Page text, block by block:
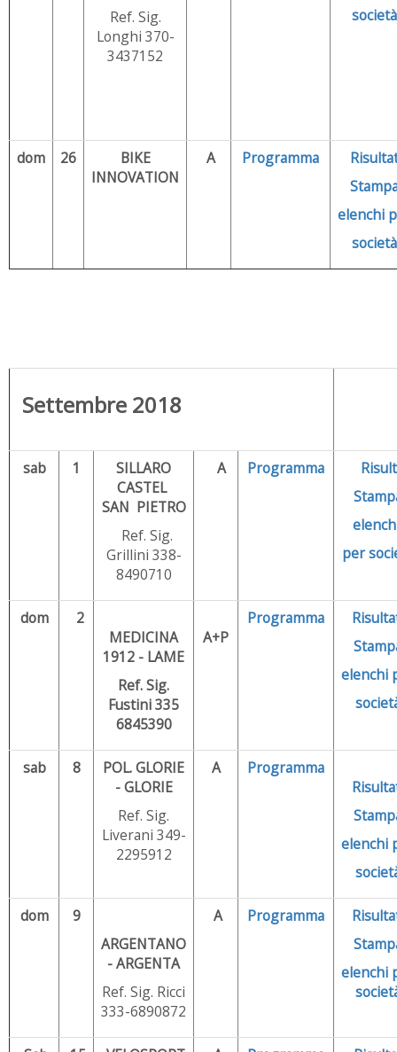
Ref. Sig.
Longhi 370-
3437152
società
dom 26
BIKE
INNOVATION
A Programma
elenchi
società
Settembre 2018
sab 1
SILLARO
CASTEL
SAN PIETRO
Ref. Sig.
Grillini 338-
8490710
A Programma
per
dom
2
MEDICINA
1912 - LAME
Ref. Sig.
Fustini 335
6845390
A+P
Programma
elenchi
sab 8
POL. GLORIE
- GLORIE
Ref. Sig.
Liverani 349-
2295912
A
Programma
elenchi
dom
9
ARGENTANO
- ARGENTA
Ref. Sig. Ricci
333-6890872
A Programma
elenchi